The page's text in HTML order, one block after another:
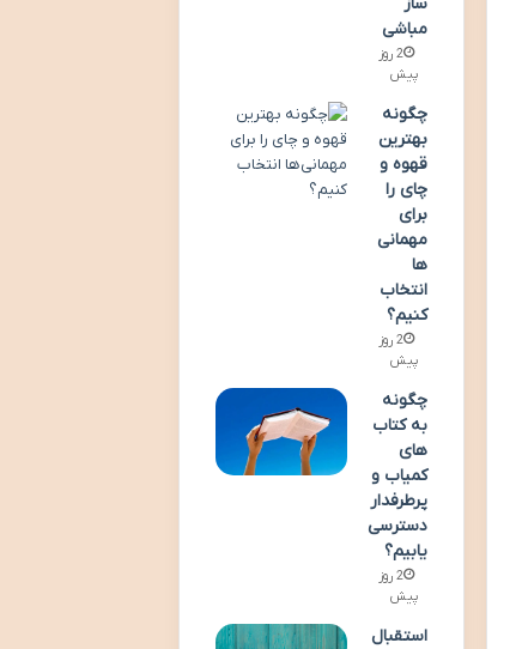
مباشی
2 روز
پیش
چگونه
بهترین
قهوه و
چای را
برای
مهمانی‌
ها
انتخاب
کنیم؟
2 روز
پیش
چگونه
به کتاب
های
کمیاب و
پرطرفدار
دسترسی
یابیم؟
2 روز
پیش
استقبال